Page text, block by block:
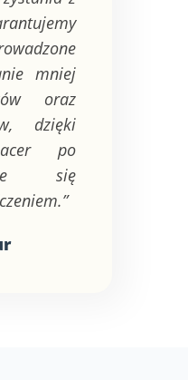
mniej
oraz
dzięki
po
się